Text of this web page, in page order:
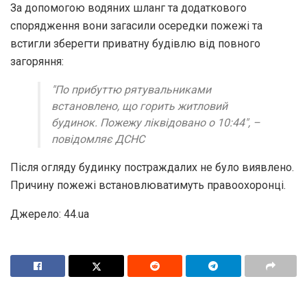
За допомогою водяних шланг та додаткового
спорядження вони загасили осередки пожежі та
встигли зберегти приватну будівлю від повного
загоряння:
"По прибуттю рятувальниками
встановлено, що горить житловий
будинок. Пожежу ліквідовано о 10:44", –
повідомляє ДСНС
Після огляду будинку постраждалих не було виявлено.
Причину пожежі встановлюватимуть правоохоронці.
Джерело: 44.ua